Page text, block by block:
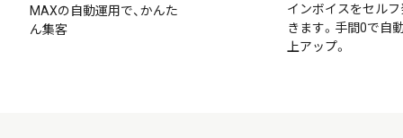
MAXの自動運用で、かんた
ん集客
インボイスをセル
きます。手間0で自
上アップ。